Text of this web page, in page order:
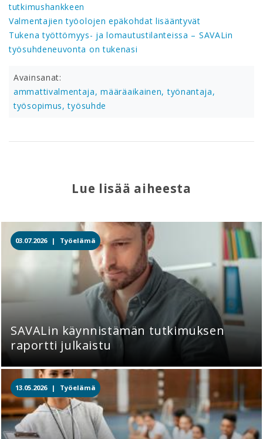
tutkimushankkeen
Valmentajien työolojen epäkohdat lisääntyvät
Tukena työttömyys- ja lomautustilanteissa – SAVALin
työsuhdeneuvonta on tukenasi
Avainsanat:
ammattivalmentaja,määräaikainen,työnantaja,
työsopimus,työsuhde
Lue lisää aiheesta
03.07.2026 | Työelämä
SAVALin käynnistämän tutkimuksen
raportti julkaistu
13.05.2026 | Työelämä